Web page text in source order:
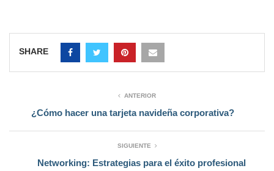
SHARE
ANTERIOR
¿Cómo hacer una tarjeta navideña corporativa?
SIGUIENTE
Networking: Estrategias para el éxito profesional